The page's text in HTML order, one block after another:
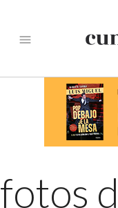
menu
fotos